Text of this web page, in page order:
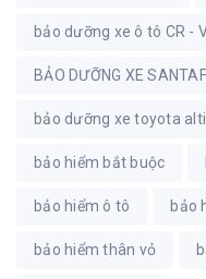
bảo dưỡng xe ô tô CR -
BẢO DƯỠNG XE
bảo dưỡng xe toyota
bảo hiểm bắt buộc
bảo hiểm ô tô bảo
bảo hiểm thân vỏ